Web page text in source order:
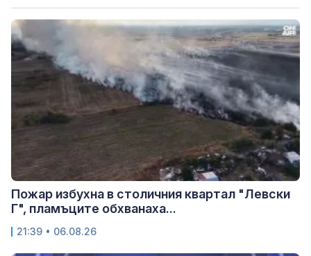
Пожар избухна в столичния квартал "Левски
Г", пламъците обхванаха...
21:39 • 06.08.26